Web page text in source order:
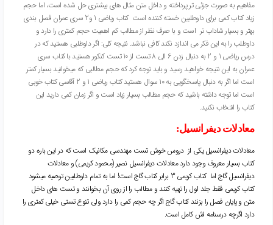
مفاهیم به صورت جزئی تر پرداخته و داخل متن مثال های بیشتری حل شده است، اما حجم
زیاد کتاب کمی برای داوطلبین خسته کننده است
کتاب ریاضی 1 و2 سری عمران فصل بندی
بهتر و بسیار شاداب تر است و با صرف نظر از مطالب کم اهمیت حجم کمتری را دارد و
داوطلب را به این فکر می اندازد نکند کافی نباشد. نتیجه کلی: اگر داوطلبی هستید که در
درس ریاضی 1 و 2 به دنبال زدن 6 الی 8 تست از 10 تست کنکور هستید با کتاب سری
عمران به این نتیجه خواهید رسید و باید توجه کرد که حجم مطالبی که میخوانید بسیار کمتر
است اما اگر به دنبال پاسخگویی به 10 سوال هستید کتاب ریاضی 1 و 2 آقاسی کتاب خوبی
است اما توجه داشته باشید که حجم مطالب بسیار زیاد است و اگر زمان کمی دارید این
کتاب را انتخاب نکنید.
معادلات دیفرانسیل:
معادلات دیفرانسیل یکی از دروس خوش تست مهندسی مکانیک است که در این باره دو
کتاب بسیار معروف وجود دارد معادلات دیفرانسیل نصیر (محمود کریمی) و معادلات
دیفرانسیل گاج اما کتاب کریمی 3 برابر کتاب گاج است!
اما به تمام داوطلبین توصیه میشود
کتاب کریمی فقط جلد اول را تهیه کنند و مطالب را از روی آن بخوانند و تست های داخل
متن و پایان فصل را بزنند کتاب گاج اگر چه حجم کمی را دارد ولی تنوع تستی خیلی کمتری را
دارد اگرچه درسنامه اش کامل است.